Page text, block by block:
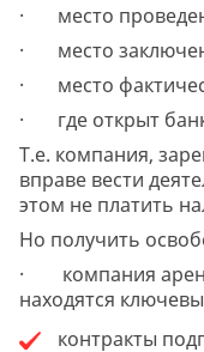
· место
· место
· место
· где открыт
Т.е. компания,
вправе вести
этом не платить
Но получить
· компания
находятся
контракты